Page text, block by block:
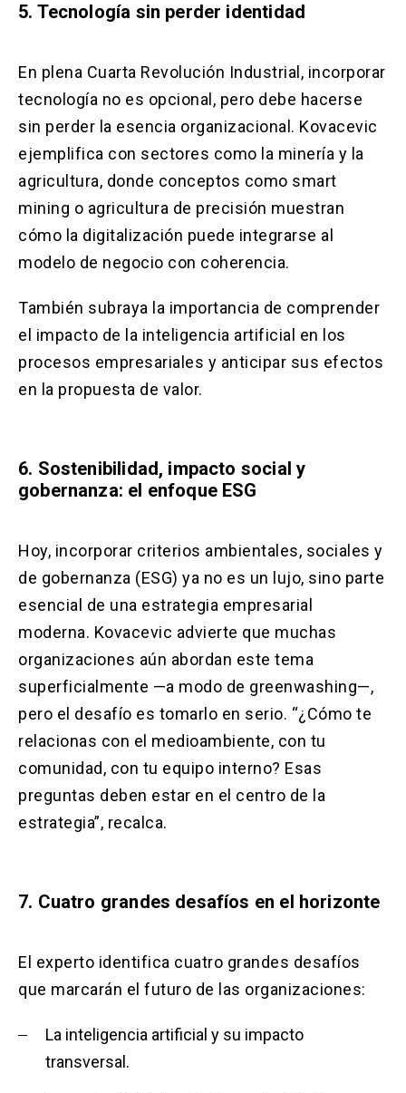
5. Tecnología sin perder identidad
En plena Cuarta Revolución Industrial, incorporar
tecnología no es opcional, pero debe hacerse
sin perder la esencia organizacional. Kovacevic
ejemplifica con sectores como la minería y la
agricultura, donde conceptos como smart
mining o agricultura de precisión muestran
cómo la digitalización puede integrarse al
modelo de negocio con coherencia.
También subraya la importancia de comprender
el impacto de la inteligencia artificial en los
procesos empresariales y anticipar sus efectos
en la propuesta de valor.
6. Sostenibilidad, impacto social y
gobernanza: el enfoque ESG
Hoy, incorporar criterios ambientales, sociales y
de gobernanza (ESG) ya no es un lujo, sino parte
esencial de una estrategia empresarial
moderna. Kovacevic advierte que muchas
organizaciones aún abordan este tema
superficialmente —a modo de greenwashing—,
pero el desafío es tomarlo en serio. “¿Cómo te
relacionas con el medioambiente, con tu
comunidad, con tu equipo interno? Esas
preguntas deben estar en el centro de la
estrategia”, recalca.
7. Cuatro grandes desafíos en el horizonte
El experto identifica cuatro grandes desafíos
que marcarán el futuro de las organizaciones:
La inteligencia artificial y su impacto
transversal.